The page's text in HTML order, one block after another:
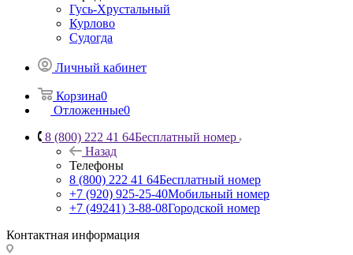
Гусь-Хрустальный
Курлово
Судогда
Личный кабинет
Корзина0
Отложенные0
8 (800) 222 41 64Бесплатный номер
Назад
Телефоны
8 (800) 222 41 64Бесплатный номер
+7 (920) 925-25-40Мобильный номер
+7 (49241) 3-88-08Городской номер
Контактная информация